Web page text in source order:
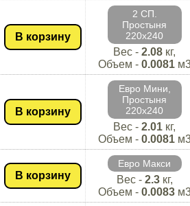
В корзину
2 СП.
Простыня
220х240
Вес - 2.08 кг,
Объем - 0.0081
В корзину
Евро Мини,
Простыня
220х240
Вес - 2.01 кг,
Объем - 0.0081
В корзину
Евро Макси
Вес - 2.3кг,
Объем - 0.0083